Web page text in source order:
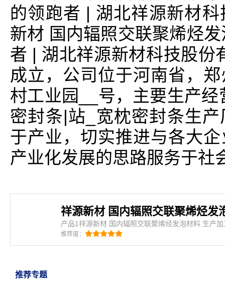
的领跑者 | 湖北祥源新材
新材 国内辐照交联聚烯烃
者 | 湖北祥源新材科技股份
成立，公司位于河南省，
村工业园__号，主要生产
密封条|站_宽枕密封条生
于产业，切实推进与各大
产业化发展的思路服务于社
产品1祥源新材 国内辐照交联聚烯烃发泡材料 生产加工技术的领跑者 | 湖北祥源新材
科技股份有限公司简介：祥源新材 国内辐照交联聚烯烃发泡材料
跑者 | 湖北祥源新材科技股份有限公司是密封条、
推荐度：
推荐专题